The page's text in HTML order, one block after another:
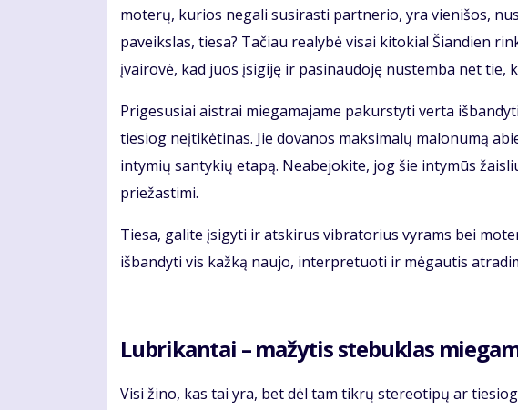
moterų, kurios negali susirasti partnerio, yra vienišos,
paveikslas, tiesa? Tačiau realybė visai kitokia! Šiandien
įvairovė, kad juos įsigiję ir pasinaudoję nustemba net tie,
Prigesusiai aistrai miegamajame pakurstyti verta
tiesiog neįtikėtinas. Jie dovanos maksimalų malonumą
intymių santykių etapą. Neabejokite, jog šie intymūs
priežastimi.
Tiesa, galite įsigyti ir atskirus vibratorius vyrams bei
išbandyti vis kažką naujo, interpretuoti ir mėgautis
Lubrikantai – mažytis stebuklas
Visi žino, kas tai yra, bet dėl tam tikrų stereotipų ar